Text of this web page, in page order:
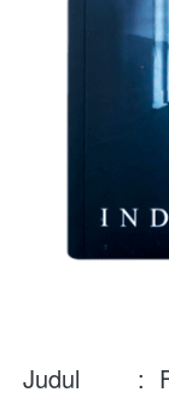
Judul        :